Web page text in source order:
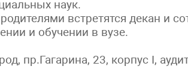
наук.
встретятся декан и
и обучении в вузе.
пр.Гагарина, 23, корпус I,